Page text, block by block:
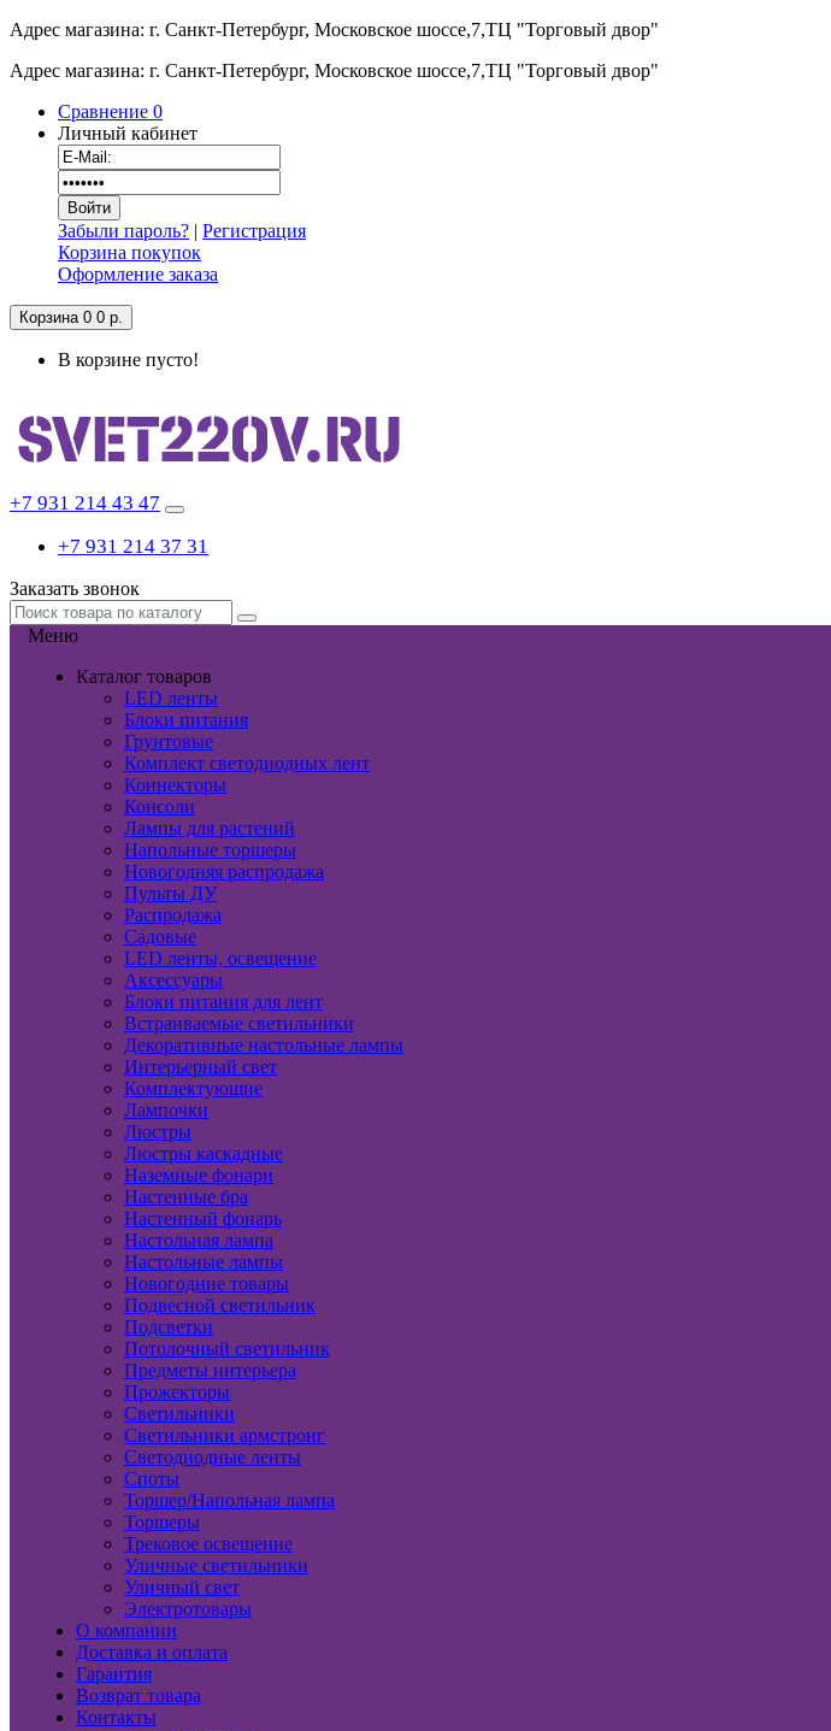
Адрес магазина: г. Санкт-Петербург, Московское шоссе,7,ТЦ "Торговый двор"
Адрес магазина: г. Санкт-Петербург, Московское шоссе,7,ТЦ "Торговый двор"
Сравнение 0
Личный кабинет
Забыли пароль? | Регистрация
Корзина покупок
Оформление заказа
Корзина 0 0 р.
В корзине пусто!
+7 931 214 43 47
+7 931 214 37 31
Заказать звонок
Меню
Каталог товаров
LED ленты
Блоки питания
Грунтовые
Комплект светодиодных лент
Коннекторы
Консоли
Лампы для растений
Напольные торшеры
Новогодняя распродажа
Пульты ДУ
Распродажа
Садовые
LED ленты, освещение
Аксессуары
Блоки питания для лент
Встраиваемые светильники
Декоративные настольные лампы
Интерьерный свет
Комплектующие
Лампочки
Люстры
Люстры каскадные
Наземные фонари
Настенные бра
Настенный фонарь
Настольная лампа
Настольные лампы
Новогодние товары
Подвесной светильник
Подсветки
Потолочный светильник
Предметы интерьера
Прожекторы
Светильники
Светильники армстронг
Светодиодные ленты
Споты
Торшер/Напольная лампа
Торшеры
Трековое освещение
Уличные светильники
Уличный свет
Электротовары
О компании
Доставка и оплата
Гарантия
Возврат товара
Контакты